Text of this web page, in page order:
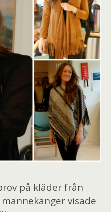
på kläder från
visade